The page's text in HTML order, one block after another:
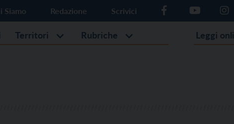
Siamo Redazione Scrivici
Territori Rubriche Leggi